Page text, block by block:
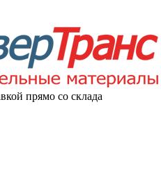
прямо со склада